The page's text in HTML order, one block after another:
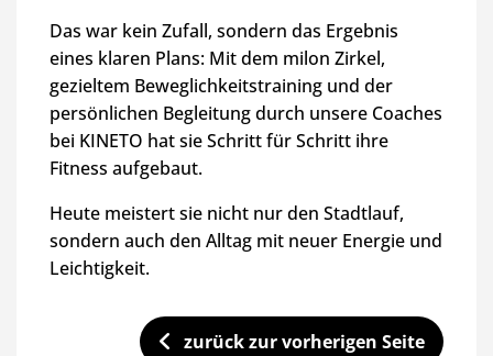
Das war kein Zufall, sondern das Ergebnis
eines klaren Plans: Mit dem milon Zirkel,
gezieltem Beweglichkeitstraining und der
persönlichen Begleitung durch unsere Coaches
bei KINETO hat sie Schritt für Schritt ihre
Fitness aufgebaut.
Heute meistert sie nicht nur den Stadtlauf,
sondern auch den Alltag mit neuer Energie und
Leichtigkeit.
zurück zur vorherigen Seite